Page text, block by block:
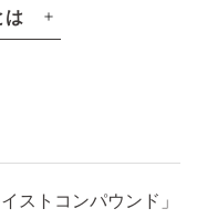
は
ストコンパウンド」